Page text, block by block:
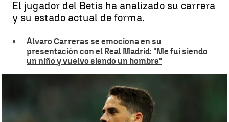
El jugador del Betis ha analizado su carrera
y su estado actual de forma.
Álvaro Carreras se emociona en su
presentación con el Real Madrid: "Me fui siendo
un niño y vuelvo siendo un hombre"